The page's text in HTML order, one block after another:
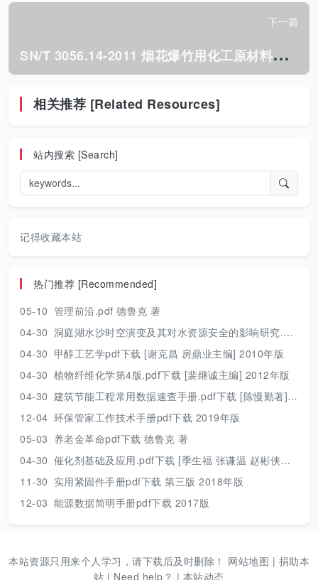
下一篇
S
N/T 3056.14-2011 烟花爆竹用化工原材料关键指标的测定. 第14部分:氧化铋.pdf
相关推荐 [Related Resources]
站内搜索 [Search]
记得收藏本站
热门推荐 [Recommended]
05-10 管理前沿.pdf 德鲁克 著
04-30 洞庭湖水沙时空演变及其对水资源安全的影响研究.pdf 胡光伟 著 2017年版
04-30 甲醇工艺学pdf下载 [谢克昌 房鼎业主编] 2010年版
04-30 植物纤维化学第4版.pdf下载 [裴继诚主编] 2012年版
04-30 建筑节能工程常用数据速查手册.pdf下载 [陈慢勤著] 2010年版
12-04 环保管家工作技术手册pdf下载 2019年版
05-03 养老金革命pdf下载 德鲁克 著
04-30 催化剂基础及应用.pdf下载 [季生福 张谦温 赵彬侠编] 2011年版
11-30 实用紧固件手册pdf下载 第三版 2018年版
12-03 能源数据简明手册pdf下载 2017版
本站资源只用来个人学习，请下载后及时删除！ 网站地图 | 捐助本
站 | Need help？ | 本站动态